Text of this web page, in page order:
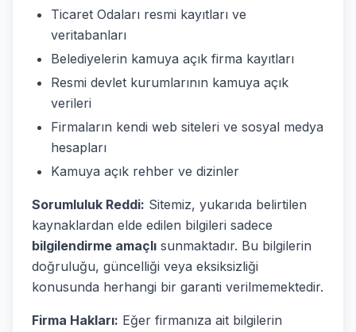
Ticaret Odaları resmi kayıtları ve
veritabanları
Belediyelerin kamuya açık firma kayıtları
Resmi devlet kurumlarının kamuya açık
verileri
Firmaların kendi web siteleri ve sosyal medya
hesapları
Kamuya açık rehber ve dizinler
Sorumluluk Reddi: Sitemiz, yukarıda belirtilen
kaynaklardan elde edilen bilgileri sadece
bilgilendirme amaçlı sunmaktadır. Bu bilgilerin
doğruluğu, güncelliği veya eksiksizliği
konusunda herhangi bir garanti verilmemektedir.
Firma Hakları: Eğer firmanıza ait bilgilerin